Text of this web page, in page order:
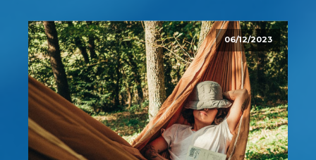
06/12/2023